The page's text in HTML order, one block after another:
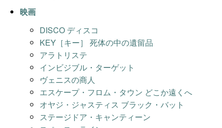
映画
DISCO ディスコ
KEY［キー］ 死体の中の遺留品
アラトリステ
インビジブル・ターゲット
ヴェニスの商人
エスケープ・フロム・タウン どこか遠くへ
オヤジ・ジャスティス ブラック・バット
ステージドア・キャンティーン